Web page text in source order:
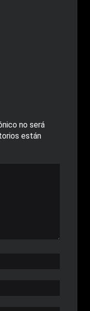
no será
están